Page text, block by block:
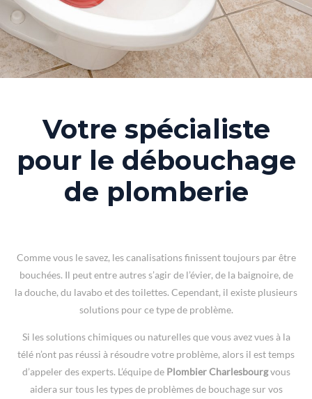
Votre spécialiste
pour le débouchage
de plomberie
Comme vous le savez, les canalisations finissent toujours par être
bouchées. Il peut entre autres s’agir de l’évier, de la baignoire, de
la douche, du lavabo et des toilettes. Cependant, il existe plusieurs
solutions pour ce type de problème.
Si les solutions chimiques ou naturelles que vous avez vues à la
télé n’ont pas réussi à résoudre votre problème, alors il est temps
d’appeler des experts. L’équipe de Plombier Charlesbourgvous
aidera sur tous les types de problèmes de bouchage sur vos